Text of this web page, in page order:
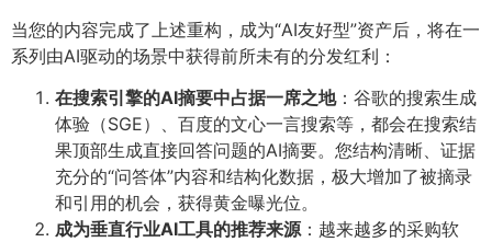
当您的内容完成了上述重构，成为“AI友好型”资产后，将在一
系列由AI驱动的场景中获得前所未有的分发红利：
在搜索引擎的AI摘要中占据一席之地​：谷歌的搜索生成
体验（SGE）、百度的文心一言搜索等，都会在搜索结
果顶部生成直接回答问题的AI摘要。您结构清晰、证据
充分的“问答体”内容和结构化数据，极大增加了被摘录
和引用的机会，获得黄金曝光位。
成为垂直行业AI工具的推荐来源​：越来越多的采购软